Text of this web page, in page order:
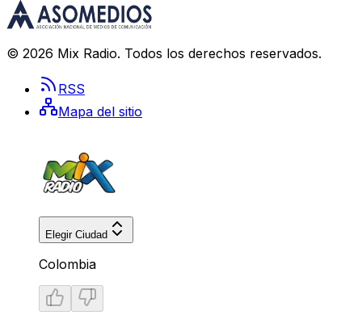
© 2026 Mix Radio. Todos los derechos reservados.
RSS
Mapa del sitio
Elegir Ciudad
Colombia